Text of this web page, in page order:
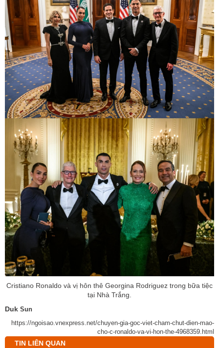
Cristiano Ronaldo và vị hôn thê Georgina Rodriguez trong bữa tiệc
tại Nhà Trắng.
Duk Sun
https://ngoisao.vnexpress.net/chuyen-gia-goc-viet-cham-chut-dien-mao-
cho-c-ronaldo-va-vi-hon-the-4968359.html
TIN LIÊN QUAN